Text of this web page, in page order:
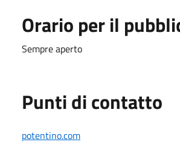
Orario per il
Sempre aperto
Punti di contatto
potentino.com